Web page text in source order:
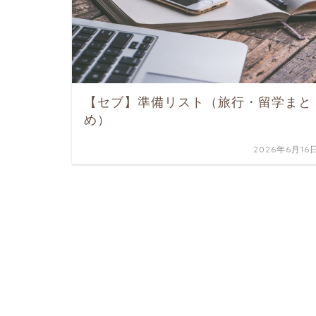
【セブ】準備リスト（旅行・留学まと
め）
2026年6月16